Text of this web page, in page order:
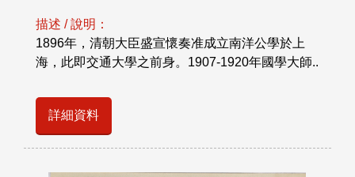
描述 / 說明：
1896年，清朝大臣盛宣懷奏准成立南洋公學於上
海，此即交通大學之前身。1907-1920年國學大師..
詳細資料